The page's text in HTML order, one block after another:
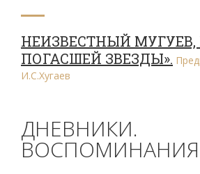
НЕИЗВЕСТНЫЙ МУГУЕВ,
ПОГАСШЕЙ ЗВЕЗДЫ».
И.С.Хугаев
ДНЕВНИКИ.